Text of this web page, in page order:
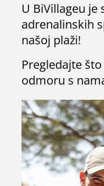
U BiVillageu je
adrenalinskih
našoj plaži!
Pregledajte
odmoru s